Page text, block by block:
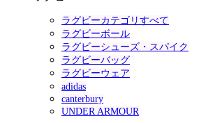
ラグビーカテゴリすべて
ラグビーボール
ラグビーシューズ・スパイク
ラグビーバッグ
ラグビーウェア
adidas
canterbury
UNDER ARMOUR